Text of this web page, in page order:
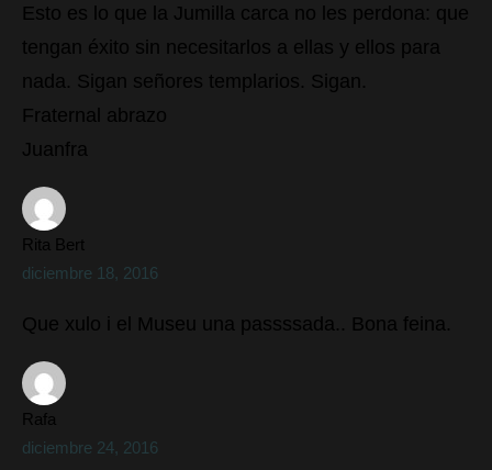
Esto es lo que la Jumilla carca no les perdona: que
tengan éxito sin necesitarlos a ellas y ellos para
nada. Sigan señores templarios. Sigan.
Fraternal abrazo
Juanfra
Rita Bert
diciembre 18, 2016
Que xulo i el Museu una passssada.. Bona feina.
Rafa
diciembre 24, 2016